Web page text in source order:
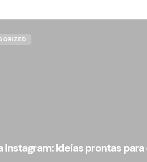
Instagram: Ideias prontas